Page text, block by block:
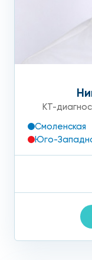
КТ-
Смоленская
Юго-